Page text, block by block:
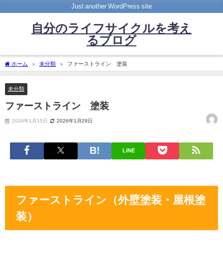
Just another WordPress site
自分のライフサイクルを考え
るブログ
ホーム 未分類 ファーストライン 塗装
未分類
ファーストライン 塗装
2026年1月15日 2026年1月29日
LINE
ファーストライン（外壁塗装・屋根塗
装）